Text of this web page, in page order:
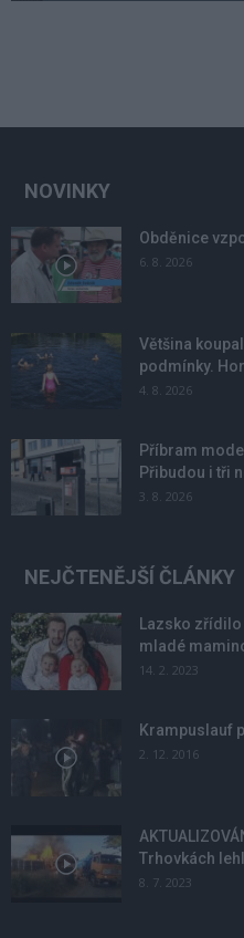
NOVINKY
Obděnice
6. 8. 2026
Většina
podmínky.
4. 8. 2026
Příbram
Přibudou i tři
3. 8. 2026
NEJČTENĚJŠÍ ČLÁNKY
Lazsko
mladé
14. 2. 2023
Krampuslauf
2. 12. 2016
Trhovkách
8. 7. 2023